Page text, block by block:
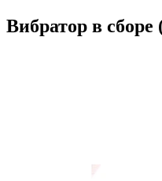
Вибратор в сборе